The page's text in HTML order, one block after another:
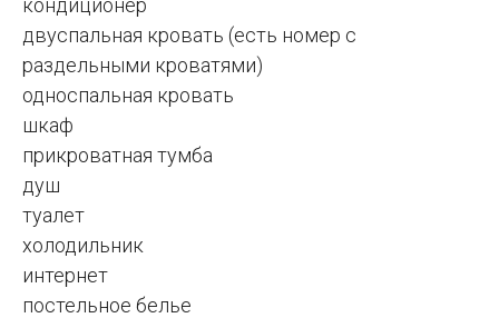
двуспальная кровать (есть номер с
раздельными кроватями)
односпальная кровать
шкаф
прикроватная тумба
душ
туалет
холодильник
интернет
постельное белье